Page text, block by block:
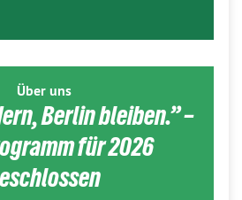
Über uns
Berlin bleiben.” –
für 2026